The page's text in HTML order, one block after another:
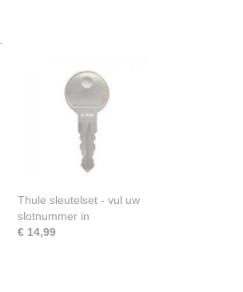
Thule sleutelset - vul uw
slotnummer in
€ 14,99